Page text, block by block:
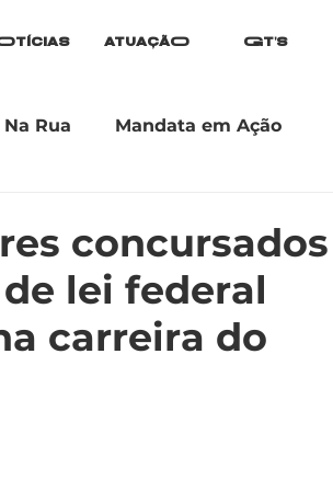
atuaçãO Gt's
Na Rua Mandata em Ação
concursados
lei federal
carreira do